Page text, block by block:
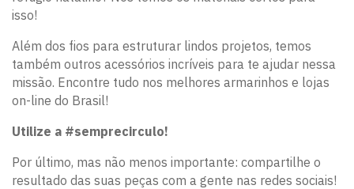
isso!
Além dos fios para estruturar lindos projetos, temos
também outros acessórios incríveis para te ajudar nessa
missão. Encontre tudo nos melhores armarinhos e lojas
on-line do Brasil!
Utilize a #semprecirculo!
Por último, mas não menos importante: compartilhe o
resultado das suas peças com a gente nas redes sociais!